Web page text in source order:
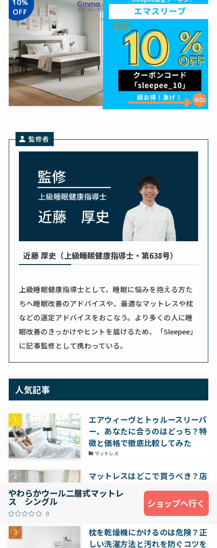
やわらかウール二層式マットレ
ス シングル
0
ショップへ行く
監修者
近藤 厚史（上級睡眠健康指導士・第638号）
上級睡眠健康指導士として、睡眠に悩みを抱える方た
ちへ睡眠改善のアドバイスや、最適なマットレスや枕
などの選定アドバイスをおこなう。より多くの人に睡
眠改善のきっかけやヒントを届けるため、「Sleepee」
に記事監修として携わっている。
人気記事
エアウィーヴとトゥルースリーパ
ー、あなたに合うのはどっち？特
徴と価格で徹底比較してみた
マットレス
マットレスはどこで買うべき？店
舗と通販のメリット・デメリット
マットレス
枕を乾燥機にかけるのは危険？正
しい洗濯方法と汚れを防ぐコツを